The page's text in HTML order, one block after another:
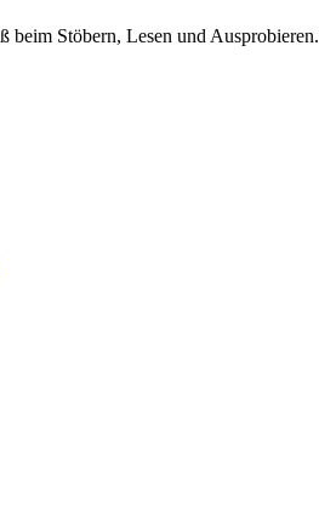
Stöbern, Lesen und Ausprobieren.